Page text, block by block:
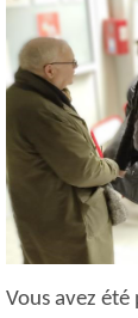
Vous avez